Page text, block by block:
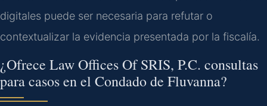
digitales puede ser necesaria para refutar o
contextualizar la evidencia presentada por la fiscalía.
¿Ofrece Law Offices Of SRIS, P.C. consultas
para casos en el Condado de Fluvanna?